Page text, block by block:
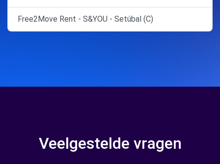
Free2Move Rent - S&YOU - Setúbal (C)
Veelgestelde vragen